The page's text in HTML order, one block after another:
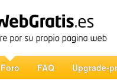
Foro FAQ Upgrade-